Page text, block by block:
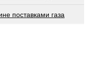
поставками газа